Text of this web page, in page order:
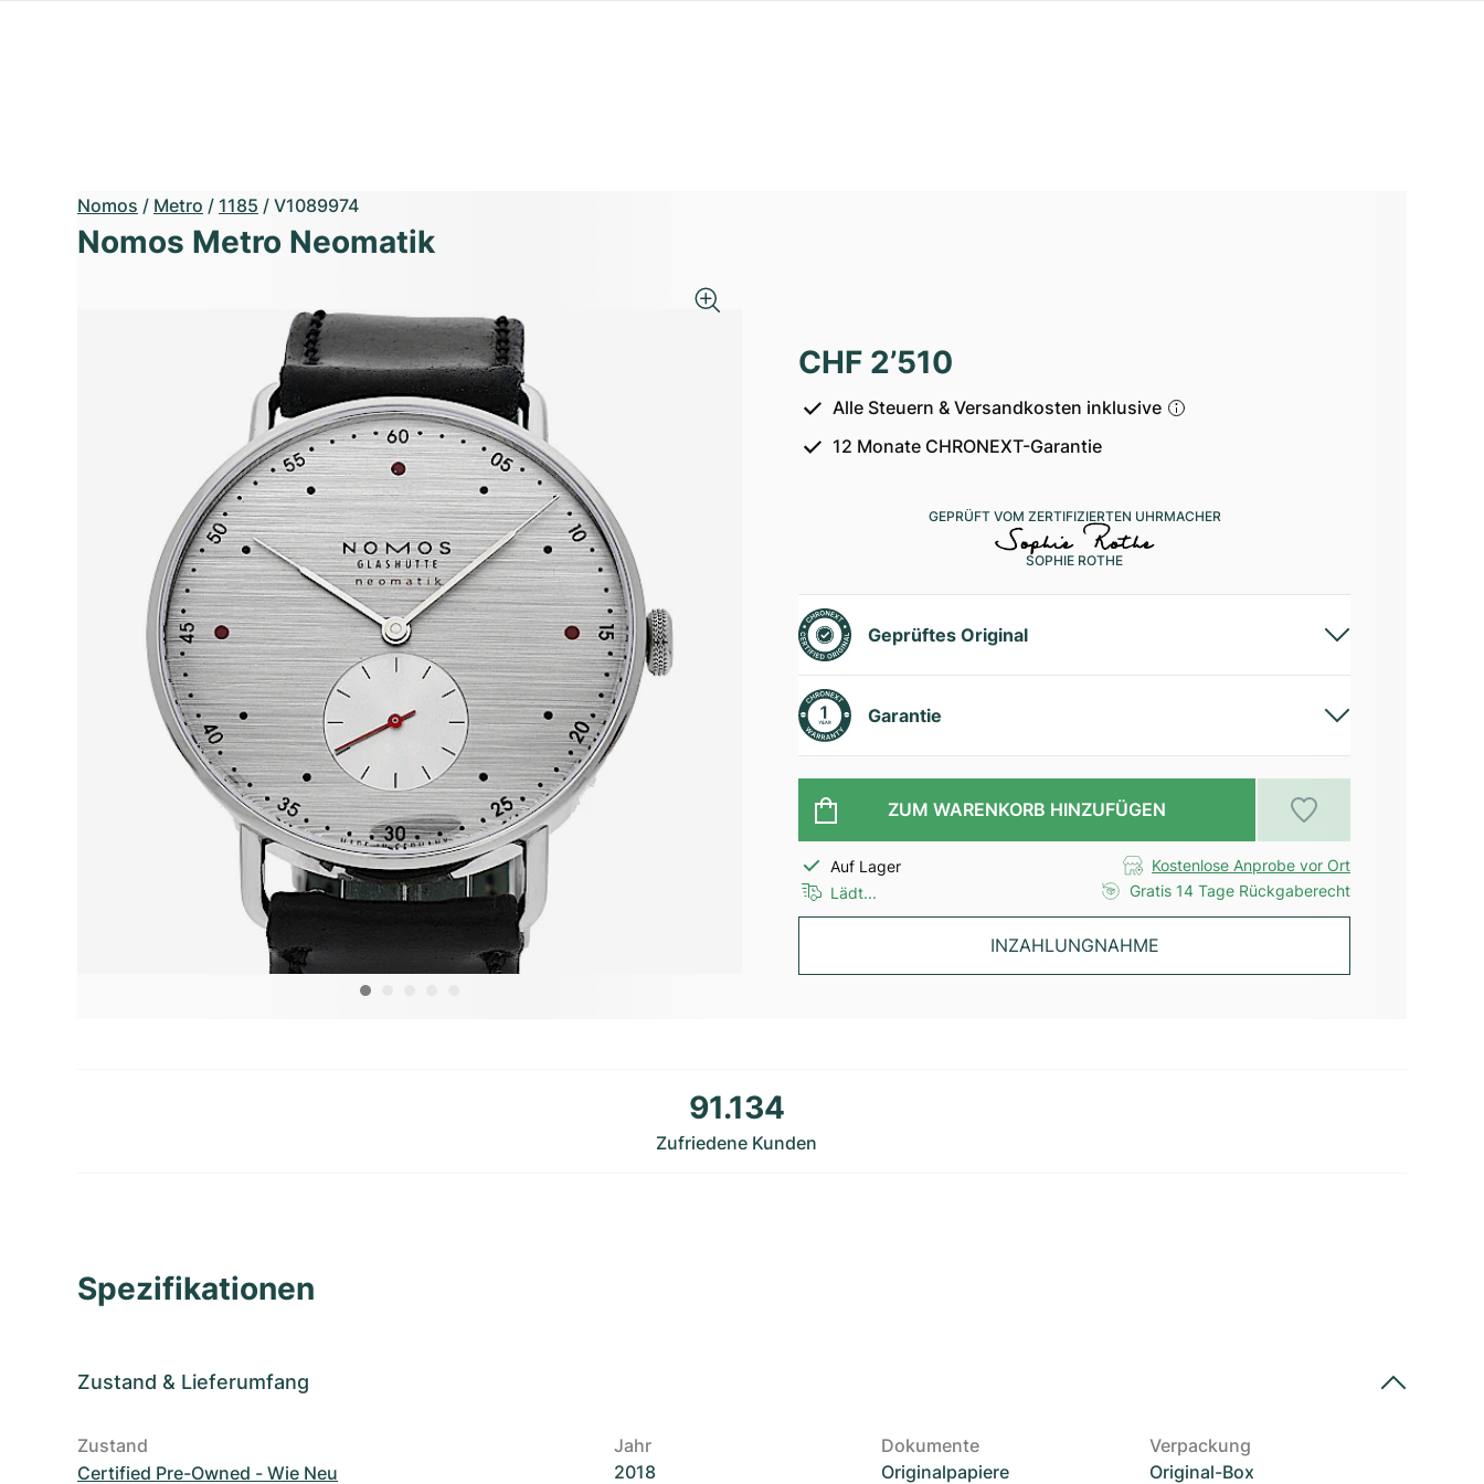
Nomos / Metro / 1185 / V1089974
Nomos Metro Neomatik
CHF 2’510
Alle Steuern & Versandkosten inklusive
12 Monate CHRONEXT-Garantie
GEPRÜFT VOM ZERTIFIZIERTEN UHRMACHER
SOPHIE ROTHE
Geprüftes Original
Garantie
ZUM WARENKORB HINZUFÜGEN
Auf Lager
Lädt...
Kostenlose Anprobe vor Ort
Gratis 14 Tage Rückgaberecht
INZAHLUNGNAHME
91.134
Zufriedene Kunden
Spezifikationen
Zustand & Lieferumfang
Zustand
Certified Pre-Owned - Wie Neu
Jahr
2018
Dokumente
Originalpapiere
Verpackung
Original-Box